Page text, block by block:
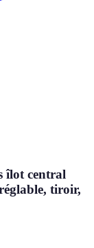
îlot central
tiroir,